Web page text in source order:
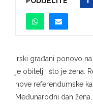
Irski građani ponovo
je obitelj i što je žena.
nove referendumske
Međunarodni dan